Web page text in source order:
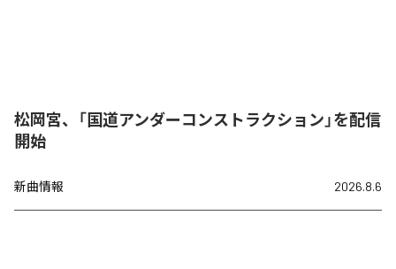
松岡宮、「国道アンダーコンストラクション」を配信
開始
新曲情報 2026.8.6